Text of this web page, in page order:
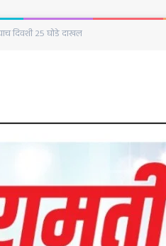
शिकाऊ विमान कोसळले